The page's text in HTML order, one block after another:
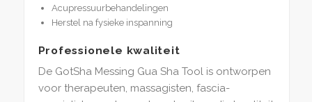
Acupressuurbehandelingen
Herstel na fysieke inspanning
Professionele kwaliteit
De GotSha Messing Gua Sha Tool is ontworpen
voor therapeuten, massagisten, fascia-